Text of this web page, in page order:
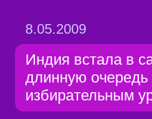
8.05.2009
Индия встала в
длинную очередь
избирательным